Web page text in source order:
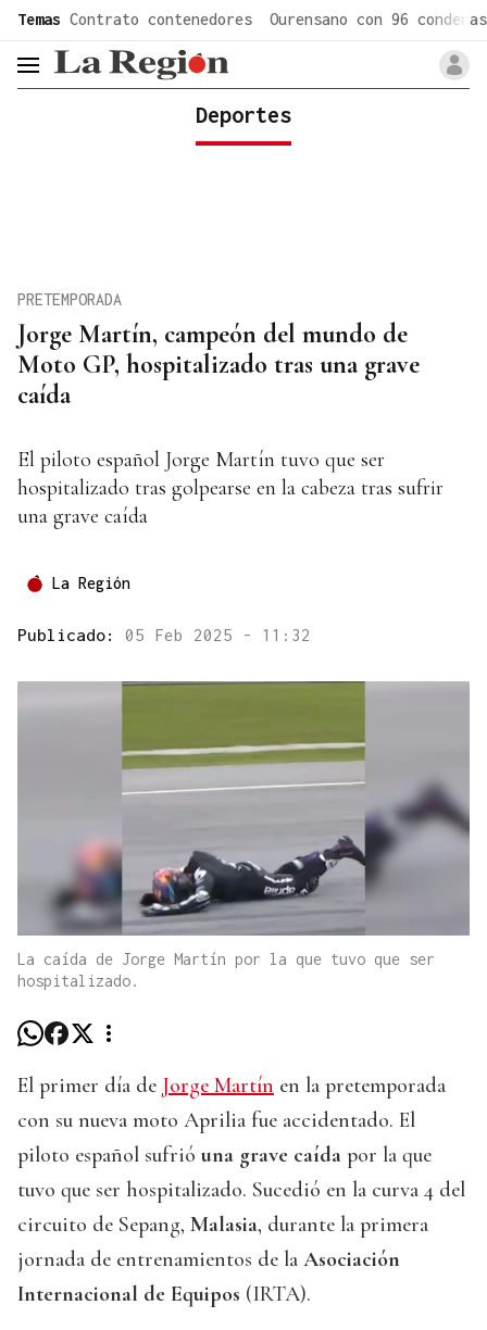
Temas Contrato contenedores Ourensano con 96 condenas
header.menu.open
Deportes
Jorge Martín, campeón del mundo de
Moto GP, hospitalizado tras una grave
caída
PRETEMPORADA
El piloto español Jorge Martín tuvo que ser
hospitalizado tras golpearse en la cabeza tras sufrir
una grave caída
La Región
Publicado: 05 Feb 2025 - 11:32
La caída de Jorge Martín por la que tuvo que ser
hospitalizado.
El primer día de Jorge Martín en la pretemporada
con su nueva moto Aprilia fue accidentado. El
piloto español sufrió una grave caída por la que
tuvo que ser hospitalizado. Sucedió en la curva 4 del
circuito de Sepang, Malasia, durante la primera
jornada de entrenamientos de la Asociación
Internacional de Equipos (IRTA).